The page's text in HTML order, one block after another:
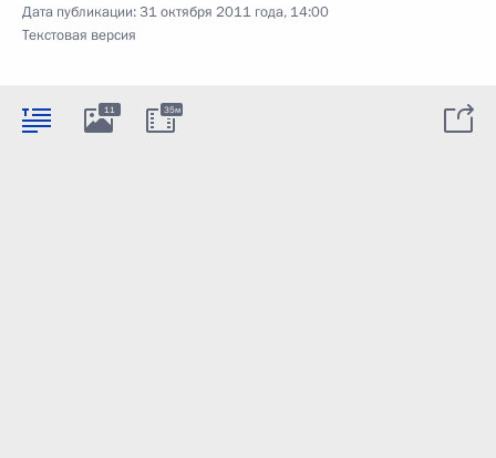
Дата публикации:31 октября 2011 года, 14:00
Текстовая версия
11 35м